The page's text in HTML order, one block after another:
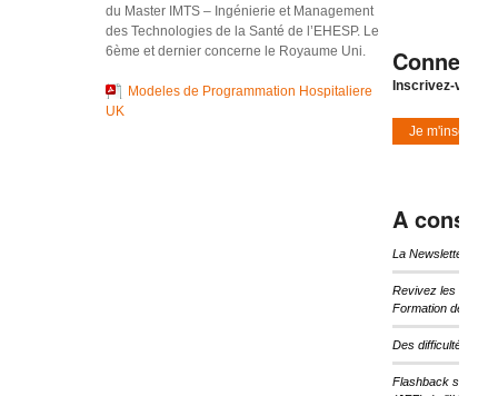
du Master IMTS – Ingénierie et Management
des Technologies de la Santé de l’EHESP. Le
6ème et dernier concerne le Royaume Uni.
Modeles de Programmation Hospitaliere
UK
Inscrivez-vous
Je m'inscris
A
La Newsletter
Revivez les temps
Formation de l’IHF
Des difficultés
Flashback sur les